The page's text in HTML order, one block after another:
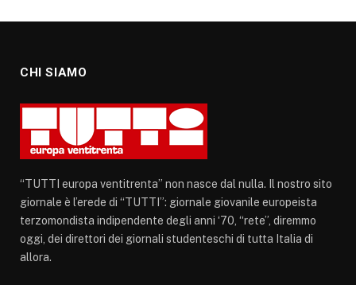
CHI SIAMO
“TUTTI europa ventitrenta” non nasce dal nulla. Il nostro sito
giornale è l’erede di “TUTTI”: giornale giovanile europeista
terzomondista indipendente degli anni ‘70, “rete”, diremmo
oggi, dei direttori dei giornali studenteschi di tutta Italia di
allora.